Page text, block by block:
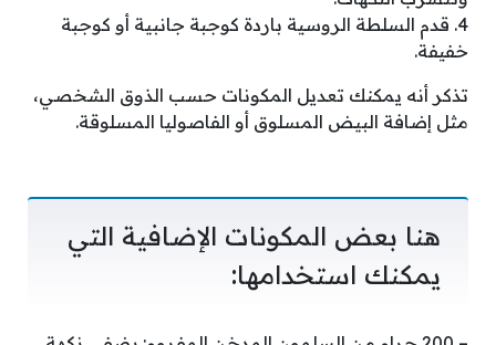
4. قدم السلطة الروسية باردة كوجبة جانبية أو كوجبة
خفيفة.
تذكر أنه يمكنك تعديل المكونات حسب الذوق الشخصي،
مثل إضافة البيض المسلوق أو الفاصوليا المسلوقة.
هنا بعض المكونات الإضافية التي
يمكنك استخدامها: